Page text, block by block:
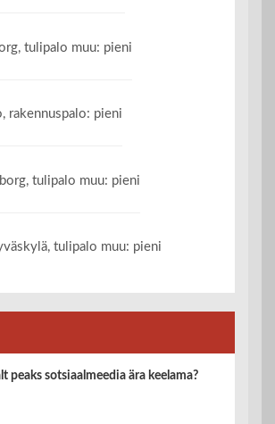
tulipalo muu: pieni
rakennuspalo: pieni
tulipalo muu: pieni
tulipalo muu: pieni
peaks sotsiaalmeedia ära keelama?